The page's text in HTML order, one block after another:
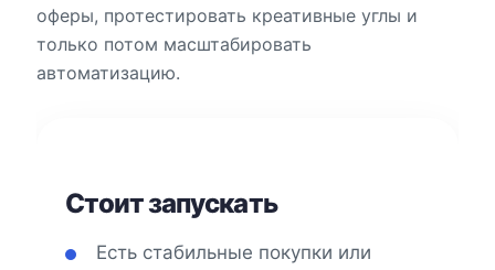
оферы, протестировать креативные углы и
только потом масштабировать
автоматизацию.
Стоит запускать
Есть стабильные покупки или